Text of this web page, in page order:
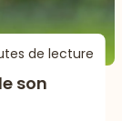
de lecture
son